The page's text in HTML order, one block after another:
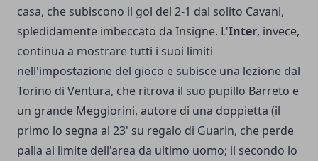
casa, che subiscono il gol del 2-1 dal solito Cavani,
spledidamente imbeccato da Insigne. L'Inter, invece,
continua a mostrare tutti i suoi limiti
nell'impostazione del gioco e subisce una lezione dal
Torino di Ventura, che ritrova il suo pupillo Barreto e
un grande Meggiorini, autore di una doppietta (il
primo lo segna al 23' su regalo di Guarin, che perde
palla al limite dell'area da ultimo uomo; il secondo lo